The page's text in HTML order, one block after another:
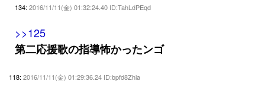
134: 2016/11/11(金) 01:32:24.40 ID:TahLdPEqd
>>125
第二応援歌の指導怖かったンゴ
118: 2016/11/11(金) 01:29:36.24 ID:bpfd8Zhia